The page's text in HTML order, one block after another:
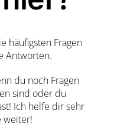
häufigsten Fragen
Antworten.
du noch Fragen
sind oder du
Ich helfe dir sehr
weiter!